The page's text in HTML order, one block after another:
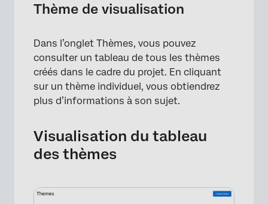
Thème de visualisation
Dans l’onglet Thèmes, vous pouvez
consulter un tableau de tous les thèmes
créés dans le cadre du projet. En cliquant
sur un thème individuel, vous obtiendrez
plus d’informations à son sujet.
Visualisation du tableau
des thèmes